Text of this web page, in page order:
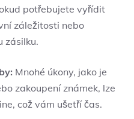
potřebujete vyřídit
záležitosti nebo
zásilku.
Mnohé úkony, jako je
zakoupení známek, lze
což vám ušetří čas.